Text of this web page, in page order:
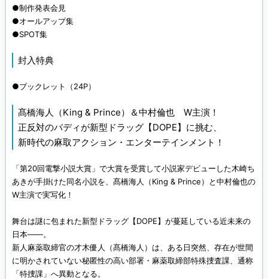
●制作発表会見
●オールアップ集
●SPOT集
封入特典
●ブックレット（24P）
髙橋海人（King & Prince）＆中村倫也 W主演！
正反対のバディが新型ドラッグ【DOPE】に挑む、
新時代の麻取アクション・エンターテインメント！
「第20回電撃小説大賞」で大賞を受賞して小説家デビューした木崎ち
あきが手掛けた同名小説を、髙橋海人（King & Prince）と中村倫也の
W主演で実写化！
舞台は謎に包まれた新型ドラッグ【DOPE】が蔓延している近未来の
日本――。
新人麻薬取締官の才木優人（髙橋海人）は、ある日突然、存在が世間
に明かされていない秘匿性の高い部署・麻薬取締部特殊捜査課、通称
「特捜課」へ異動となる。